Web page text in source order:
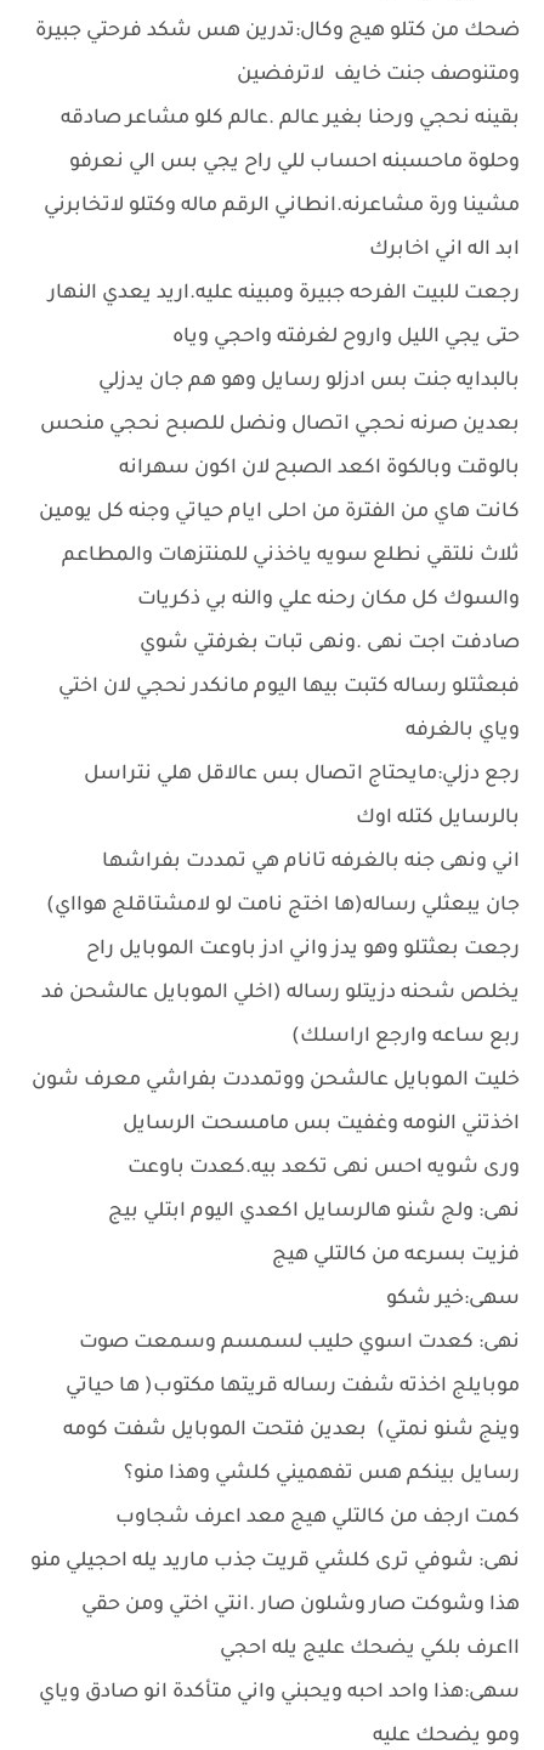
ضحك من كتلو هيج وكال:تدرين هس شكد فرحتي جبيرة
ومتنوصف جنت خايف لاترفضين
بقينه نحجي ورحنا بغير عالم .عالم كلو مشاعر صادقه
وحلوة ماحسبنه احساب للي راح يجي بس الي نعرفو
مشينا ورة مشاعرنه.انطاني الرقم ماله وكتلو لاتخابرني
ابد اله اني اخابرك
رجعت للبيت الفرحه جبيرة ومبينه عليه.اريد يعدي النهار
حتى يجي الليل واروح لغرفته واحجي وياه
بالبدايه جنت بس ادزلو رسايل وهو هم جان يدزلي
بعدين صرنه نحجي اتصال ونضل للصبح نحجي منحس
بالوقت وبالكوة اكعد الصبح لان اكون سهرانه
كانت هاي من الفترة من احلى ايام حياتي وجنه كل يومين
ثلاث نلتقي نطلع سويه ياخذني للمنتزهات والمطاعم
والسوك كل مكان رحنه علي والنه بي ذكريات
صادفت اجت نهى .ونهى تبات بغرفتي شوي
فبعثتلو رساله كتبت بيها اليوم مانكدر نحجي لان اختي
وياي بالغرفه
رجع دزلي:مايحتاج اتصال بس عالاقل هلي نتراسل
بالرسايل كتله اوك
اني ونهى جنه بالغرفه تانام هي تمددت بفراشها
جان يبعثلي رساله(ها اختج نامت لو لامشتاقلج هوااي)
رجعت بعثتلو وهو يدز واني ادز باوعت الموبايل راح
يخلص شحنه دزيتلو رساله (اخلي الموبايل عالشحن فد
ربع ساعه وارجع اراسلك)
خليت الموبايل عالشحن ووتمددت بفراشي معرف شون
اخذتني النومه وغفيت بس مامسحت الرسايل
ورى شويه احس نهى تكعد بيه.كعدت باوعت
نهى: ولج شنو هالرسايل اكعدي اليوم ابتلي بيج
فزيت بسرعه من كالتلي هيج
سهى:خير شكو
نهى: كعدت اسوي حليب لسمسم وسمعت صوت
موبايلج اخذته شفت رساله قريتها مكتوب( ها حياتي
وينج شنو نمتي) بعدين فتحت الموبايل شفت كومه
رسايل بينكم هس تفهميني كلشي وهذا منو؟
كمت ارجف من كالتلي هيج معد اعرف شجاوب
نهى: شوفي ترى كلشي قريت جذب ماريد يله احجيلي منو
هذا وشوكت صار وشلون صار .انتي اختي ومن حقي
ااعرف بلكي يضحك عليج يله احجي
سهى:هذا واحد احبه ويحبني واني متأكدة انو صادق وياي
ومو يضحك عليه